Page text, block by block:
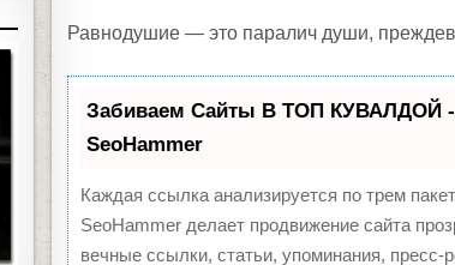
Равнодушие — это паралич души,
Забиваем Сайты В ТОП КУВАЛДОЙ -
SeoHammer
Каждая ссылка анализируется по трем
SeoHammer делает продвижение сайта
вечные ссылки, статьи, упоминания,